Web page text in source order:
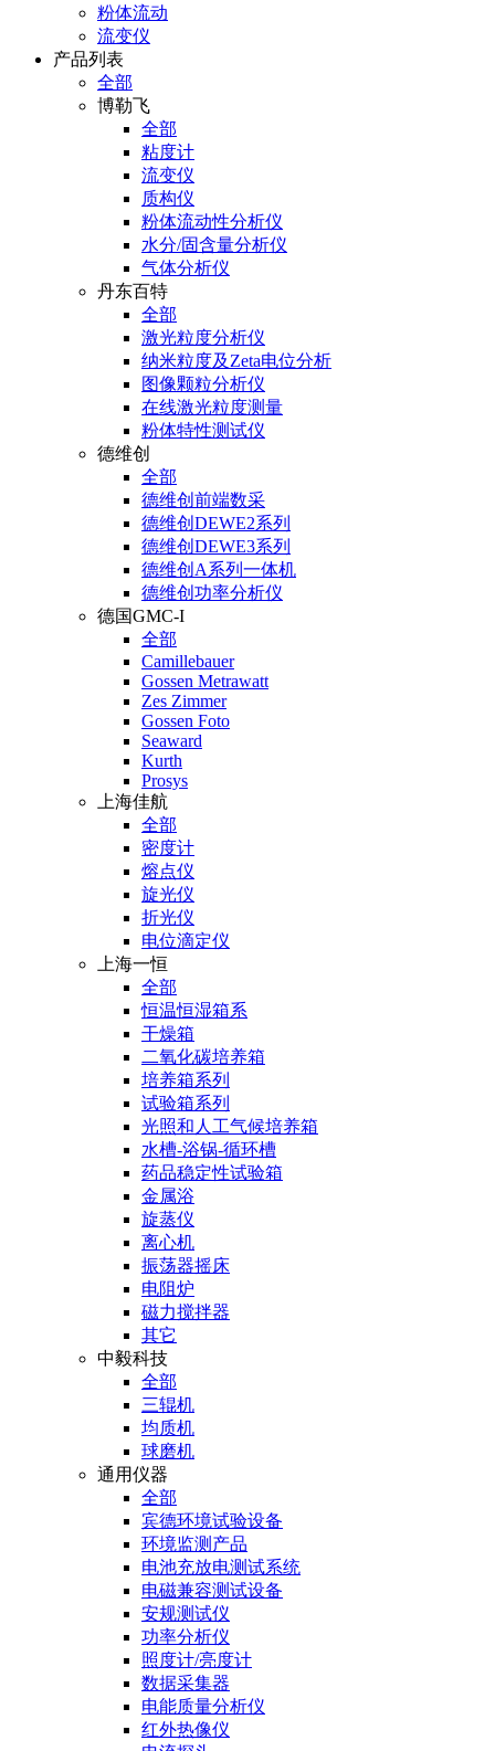
粉体流动
流变仪
产品列表
全部
博勒飞
全部
粘度计
流变仪
质构仪
粉体流动性分析仪
水分/固含量分析仪
气体分析仪
丹东百特
全部
激光粒度分析仪
纳米粒度及Zeta电位分析
图像颗粒分析仪
在线激光粒度测量
粉体特性测试仪
德维创
全部
德维创前端数采
德维创DEWE2系列
德维创DEWE3系列
德维创A系列一体机
德维创功率分析仪
德国GMC-I
全部
Camillebauer
Gossen Metrawatt
Zes Zimmer
Gossen Foto
Seaward
Kurth
Prosys
上海佳航
全部
密度计
熔点仪
旋光仪
折光仪
电位滴定仪
上海一恒
全部
恒温恒湿箱系
干燥箱
二氧化碳培养箱
培养箱系列
试验箱系列
光照和人工气候培养箱
水槽-浴锅-循环槽
药品稳定性试验箱
金属浴
旋蒸仪
离心机
振荡器摇床
电阻炉
磁力搅拌器
其它
中毅科技
全部
三辊机
均质机
球磨机
通用仪器
全部
宾德环境试验设备
环境监测产品
电池充放电测试系统
电磁兼容测试设备
安规测试仪
功率分析仪
照度计/亮度计
数据采集器
电能质量分析仪
红外热像仪